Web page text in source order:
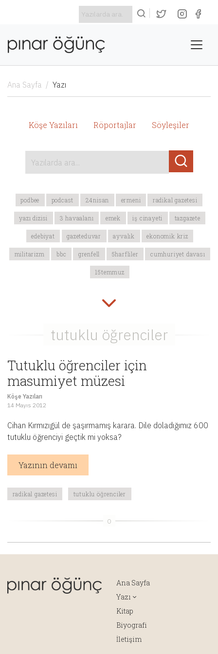
Ana Sayfa Yazı
Köşe Yazıları Röportajlar Söyleşiler
Yazılarda ara...
podbee podcast 24nisan ermeni radikal gazetesi
yazı dizisi 3 havaalanı emek iş cinayeti tazgazete
edebiyat gazeteduvar ayvalık ekonomik kriz
militarizm bbc grenfell 5harfliler cumhuriyet davası
15temmuz
Tutuklu öğrenciler için
masumiyet müzesi
Köşe Yazıları
14 Mayıs 2012
Cihan Kırmızıgül de şaşırmamış karara. Dile doladığımız 600
tutuklu öğrenciyi geçtik mi yoksa?
Yazının devamı
radikal gazetesi tutuklu öğrenciler
Ana Sayfa
Yazı
Kitap
Biyografi
İletişim